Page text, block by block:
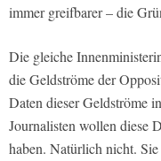
immer greifbarer – die
Die gleiche
die Geldströme der
Daten dieser Geldströme
Journalisten wollen diese
haben. Natürlich nicht.